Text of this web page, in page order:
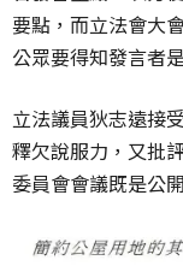
要點，而立法會大
公眾要得知發言者
立法議員狄志遠接
釋欠說服力，又批
委員會會議既是公